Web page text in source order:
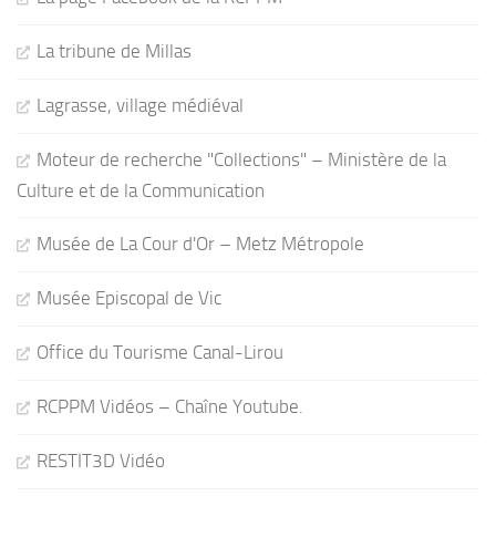
La tribune de Millas
Lagrasse, village médiéval
Moteur de recherche "Collections" – Ministère de la
Culture et de la Communication
Musée de La Cour d'Or – Metz Métropole
Musée Episcopal de Vic
Office du Tourisme Canal-Lirou
RCPPM Vidéos – Chaîne Youtube.
RESTIT3D Vidéo